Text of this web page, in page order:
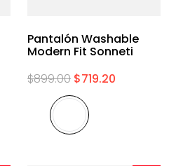
Pantalón Washable
Modern Fit Sonneti
$899.00 $719.20